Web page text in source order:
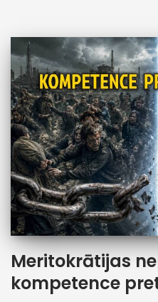
Meritokrātijas
kompetence